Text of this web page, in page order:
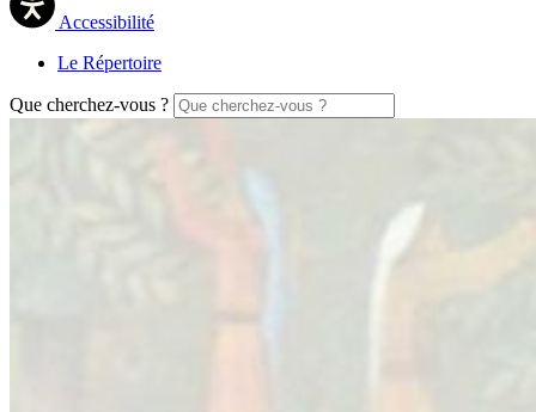
Accessibilité
Le Répertoire
Que cherchez-vous ?